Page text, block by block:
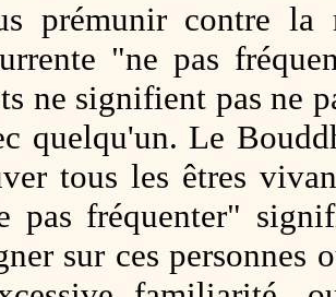
prémunir contre la
"ne pas
ne signifient pas ne
quelqu'un. Le
tous les êtres
pas fréquenter"
sur ces personnes